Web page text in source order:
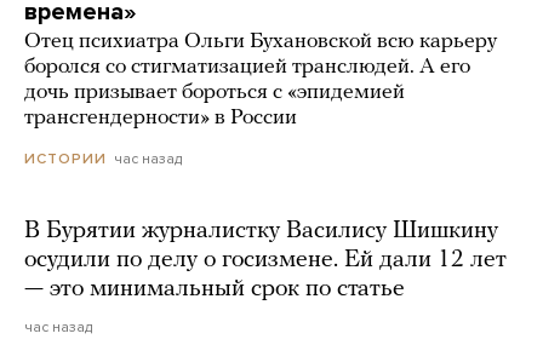
времена»
Отец психиатра Ольги Бухановской всю карьеру
боролся со стигматизацией транслюдей. А его
дочь призывает бороться с «эпидемией
трансгендерности» в России
ИСТОРИИ час назад
В Бурятии журналистку Василису Шишкину
осудили по делу о госизмене. Ей дали 12 лет
— это минимальный срок по статье
час назад